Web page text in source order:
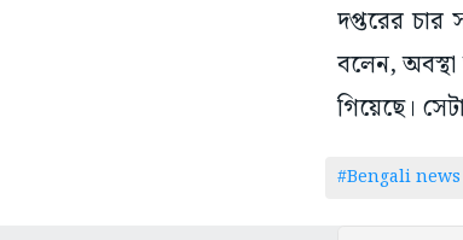
দপ্তরের চার
বলেন,
গিয়েছে।
#Bengali news